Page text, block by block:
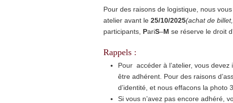
Pour des raisons de logistique, nous
atelier avant le 25/10/2025(achat de
participants, PariS–M se réserve le droit
Rappels :
Pour accéder à l’atelier, vous devez
être adhérent. Pour des raisons
d’identité, et nous effacons la photo
Si vous n’avez pas encore adhéré,